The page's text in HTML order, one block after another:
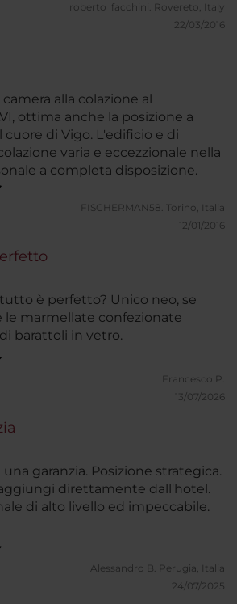
è perfetto? Unico neo, se
le marmellate confezionate
barattoli in vetro.
Francesco P.
13/07/2026
una garanzia. Posizione strategica.
direttamente dall'hotel.
di alto livello ed impeccabile.
Alessandro B.
Perugia, Italia
24/07/2025
roberto_facchini. Rovereto, Italy
22/03/2016
alla colazione al
ottima anche la posizione a
di Vigo. L'edificio e di
varia e eccezzionale nella
a completa disposizione.
FISCHERMAN58. Torino, Italia
12/01/2016